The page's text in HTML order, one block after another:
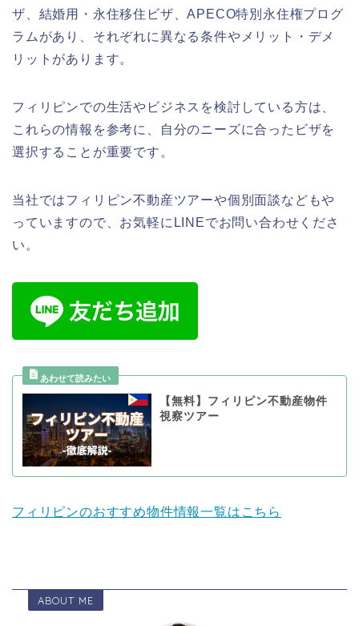
ザ、結婚用・永住移住ビザ、APECO特別永住権プログ
ラムがあり、それぞれに異なる条件やメリット・デメ
リットがあります。
フィリピンでの生活やビジネスを検討している方は、
これらの情報を参考に、自分のニーズに合ったビザを
選択することが重要です。
当社ではフィリピン不動産ツアーや個別面談などもや
っていますので、お気軽にLINEでお問い合わせくださ
い。
【無料】フィリピン不動産物件
視察ツアー
フィリピンのおすすめ物件情報一覧はこちら
ABOUT ME